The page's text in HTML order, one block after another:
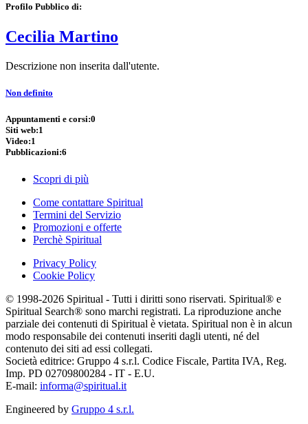
Profilo Pubblico di:
Cecilia Martino
Descrizione non inserita dall'utente.
Non definito
Appuntamenti e corsi:0
Siti web:1
Video:1
Pubblicazioni:6
Scopri di più
Come contattare Spiritual
Termini del Servizio
Promozioni e offerte
Perchè Spiritual
Privacy Policy
Cookie Policy
© 1998-2026 Spiritual - Tutti i diritti sono riservati. Spiritual® e
Spiritual Search® sono marchi registrati. La riproduzione anche
parziale dei contenuti di Spiritual è vietata. Spiritual non è in alcun
modo responsabile dei contenuti inseriti dagli utenti, né del
contenuto dei siti ad essi collegati.
Società editrice: Gruppo 4 s.r.l. Codice Fiscale, Partita IVA, Reg.
Imp. PD 02709800284 - IT - E.U.
E-mail: informa@spiritual.it
Engineered by Gruppo 4 s.r.l.